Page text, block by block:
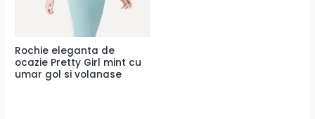
Rochie eleganta de
ocazie Pretty Girl mint cu
umar gol si volanase